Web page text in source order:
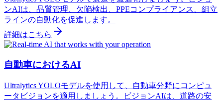
ンAIは、品質管理、欠陥検出、PPEコンプライアンス、組立
ラインの自動化を促進します。
詳細はこちら
自動車におけるAI
Ultralytics YOLOモデルを使用して、自動車分野にコンピュ
ータビジョンを適用しましょう。ビジョンAIは、道路の安